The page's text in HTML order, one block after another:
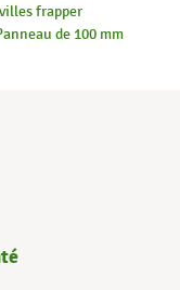
frapper
de 100 mm